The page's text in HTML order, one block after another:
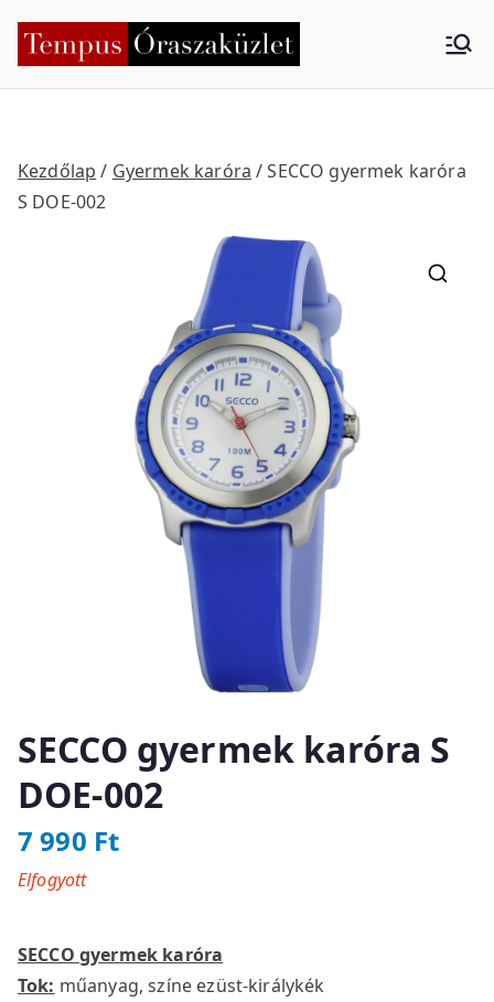
Tempus
küzlet
Kezdőlap / Gyermek karóra / SECCO gyermek karóra
S DOE-002
SECCO gyermek karóra S
DOE-002
7 990 Ft
SECCO gyermek karóra
Tok: műanyag, színe ezüst-királykék
Elfogyott